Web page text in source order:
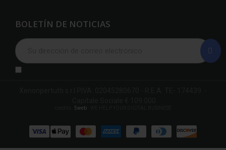
BOLETÍN DE NOTICIAS
5web